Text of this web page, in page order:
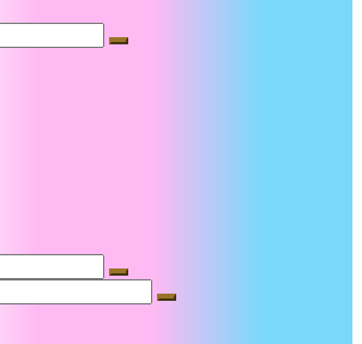
Suche
Suche
Suche